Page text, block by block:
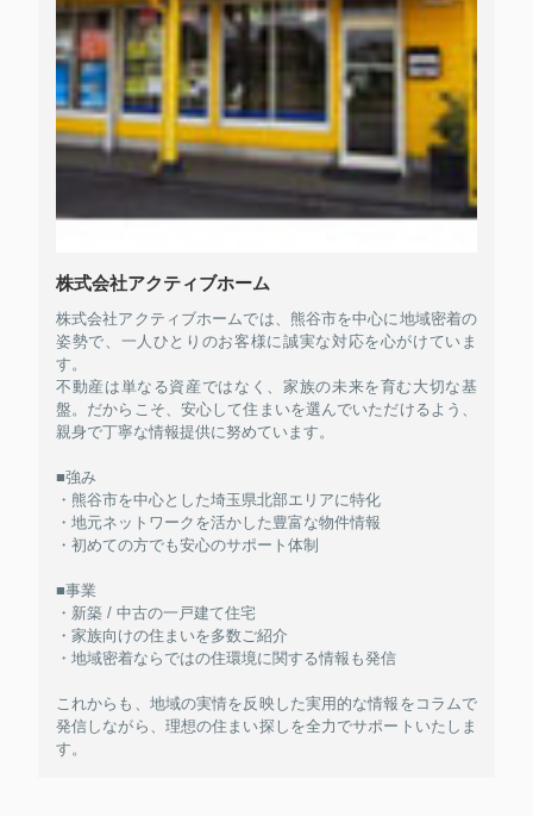
株式会社アクティブホーム
株式会社アクティブホームでは、熊谷市を中心に地域密着の
姿勢で、一人ひとりのお客様に誠実な対応を心がけていま
す。
不動産は単なる資産ではなく、家族の未来を育む大切な基
盤。だからこそ、安心して住まいを選んでいただけるよう、
親身で丁寧な情報提供に努めています。
■強み
・熊谷市を中心とした埼玉県北部エリアに特化
・地元ネットワークを活かした豊富な物件情報
・初めての方でも安心のサポート体制
■事業
・新築 / 中古の一戸建て住宅
・家族向けの住まいを多数ご紹介
・地域密着ならではの住環境に関する情報も発信
これからも、地域の実情を反映した実用的な情報をコラムで
発信しながら、理想の住まい探しを全力でサポートいたしま
す。